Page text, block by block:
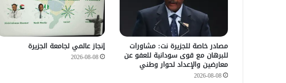
مصادر خاصة للجزيرة نت: مشاورات
للبرهان مع قوى سودانية للعفو عن
معارضين والإعداد لحوار وطني
2026-08-08
إنجاز عالمي لجامعة الجزيرة
2026-08-08